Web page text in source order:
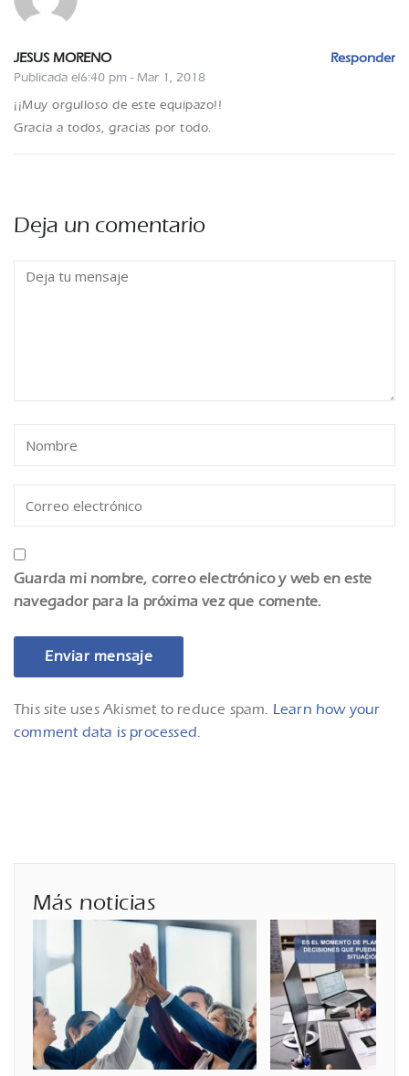
Responder
JESUS MORENO
Publicada el6:40 pm - Mar 1, 2018
¡¡Muy orgulloso de este equipazo!!
Gracia a todos, gracias por todo.
Deja un comentario
Guarda mi nombre, correo electrónico y web en este
navegador para la próxima vez que comente.
This site uses Akismet to reduce spam. Learn how your
comment data is processed.
Más noticias